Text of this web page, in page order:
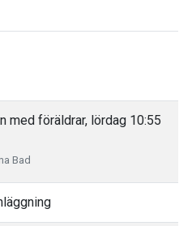
med föräldrar, lördag 10:55
Bad